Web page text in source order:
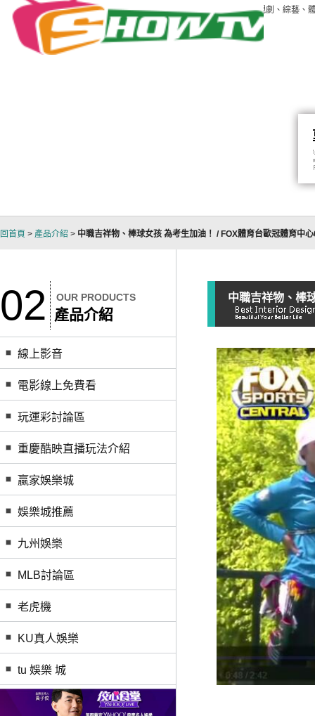
澳臺最好的影視線上看網站。免費高清HD電影、線上看 tv電視劇、綜藝、體育等
回首頁 > 產品介紹 > 中職吉祥物、棒球女孩 為考生加油！ / FOX體育台歐冠體育中
02 OUR PRODUCTS
產品介紹
線上影音
電影線上免費看
玩運彩討論區
重慶酷映直播玩法介紹
贏家娛樂城
娛樂城推薦
九州娛樂
MLB討論區
老虎機
KU真人娛樂
tu 娛樂 城
中職吉祥物、棒